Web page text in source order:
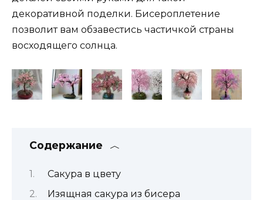
декоративной поделки. Бисероплетение
позволит вам обзавестись частичкой страны
восходящего солнца.
Содержание
Сакура в цвету
Изящная сакура из бисера